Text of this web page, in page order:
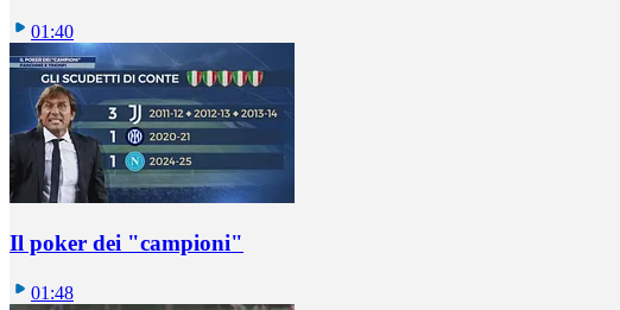
01:40
Il poker dei "campioni"
01:48